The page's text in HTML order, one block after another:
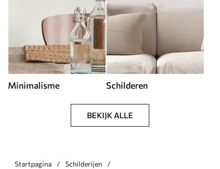
Minimalisme Schilderen
BEKIJK ALLE
Startpagina
Schilderijen